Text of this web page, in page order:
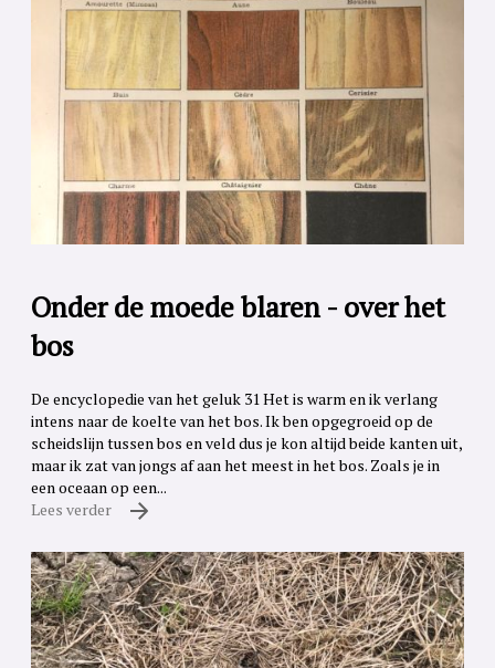
Onder de moede blaren - over het
bos
De encyclopedie van het geluk 31 Het is warm en ik verlang
intens naar de koelte van het bos. Ik ben opgegroeid op de
scheidslijn tussen bos en veld dus je kon altijd beide kanten uit,
maar ik zat van jongs af aan het meest in het bos. Zoals je in
een oceaan op een...
Lees verder